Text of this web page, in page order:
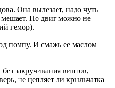
Она вылезает, надо чуть
мешает. Но двиг можно не
гемор).
помпу. И смажь ее маслом
закручивания винтов,
не цепляет ли крыльчатка